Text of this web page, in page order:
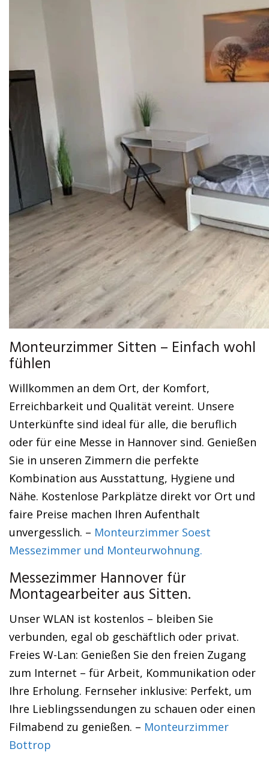
Monteurzimmer Sitten – Einfach wohl
fühlen
Willkommen an dem Ort, der Komfort,
Erreichbarkeit und Qualität vereint. Unsere
Unterkünfte sind ideal für alle, die beruflich
oder für eine Messe in Hannover sind. Genießen
Sie in unseren Zimmern die perfekte
Kombination aus Ausstattung, Hygiene und
Nähe. Kostenlose Parkplätze direkt vor Ort und
faire Preise machen Ihren Aufenthalt
unvergesslich. – Monteurzimmer Soest
Messezimmer und Monteurwohnung.
Messezimmer Hannover für
Montagearbeiter aus Sitten.
Unser WLAN ist kostenlos – bleiben Sie
verbunden, egal ob geschäftlich oder privat.
Freies W-Lan: Genießen Sie den freien Zugang
zum Internet – für Arbeit, Kommunikation oder
Ihre Erholung. Fernseher inklusive: Perfekt, um
Ihre Lieblingssendungen zu schauen oder einen
Filmabend zu genießen. – Monteurzimmer
Bottrop